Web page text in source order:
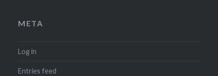
META
Log in
Entries feed